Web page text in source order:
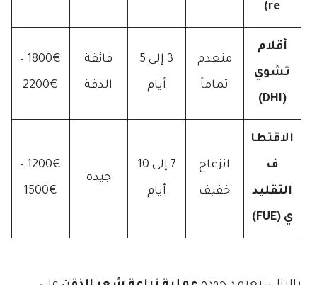
re)
أقلام
تشوي
(DHI)
منعدم
تماماً
3 إلى 5
أيام
فائقة
الدقة
1800€ –
2200€
الاقتطا
ف
التقليد
ي (FUE)
انزعاج
خفيف
7 إلى 10
أيام
جيدة
1200€ –
1500€